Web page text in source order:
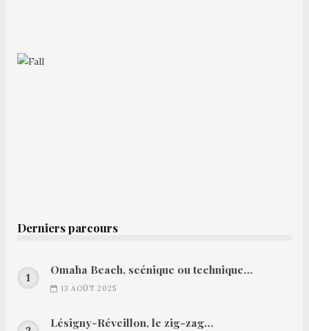
Derniers parcours
Omaha Beach, scénique ou technique…
13 AOÛT 2025
Lésigny-Réveillon, le zig-zag…